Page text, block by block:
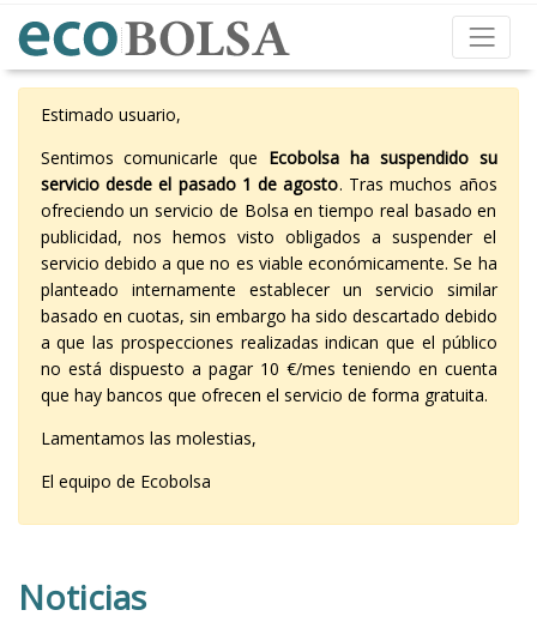
Estimado usuario,
Sentimos comunicarle que Ecobolsa ha suspendido su
servicio desde el pasado 1 de agosto. Tras muchos años
ofreciendo un servicio de Bolsa en tiempo real basado en
publicidad, nos hemos visto obligados a suspender el
servicio debido a que no es viable económicamente. Se ha
planteado internamente establecer un servicio similar
basado en cuotas, sin embargo ha sido descartado debido
a que las prospecciones realizadas indican que el público
no está dispuesto a pagar 10 €/mes teniendo en cuenta
que hay bancos que ofrecen el servicio de forma gratuita.
Lamentamos las molestias,
El equipo de Ecobolsa
Noticias